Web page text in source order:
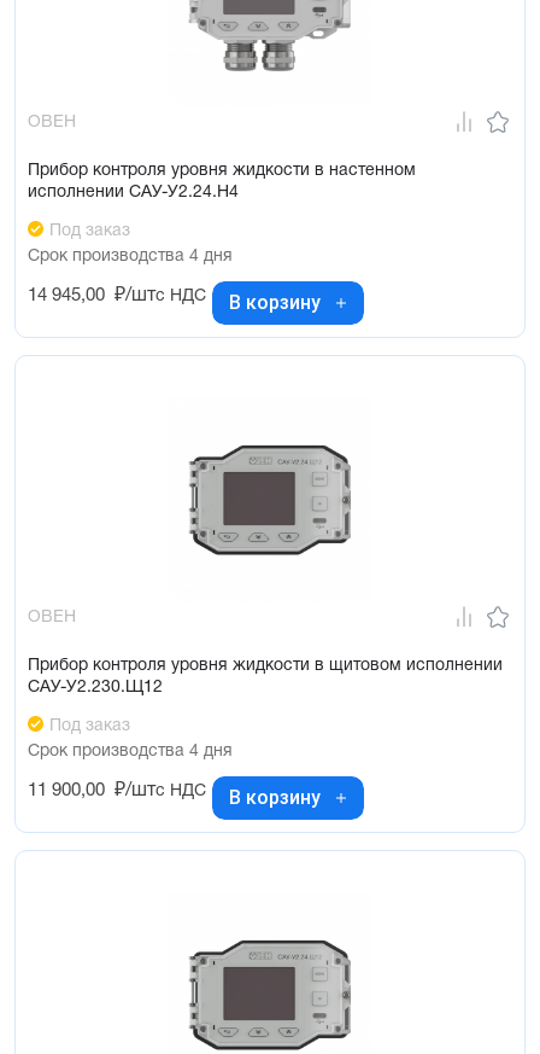
ОВЕН
Прибор контроля уровня жидкости в настенном
исполнении САУ-У2.24.Н4
Под заказ
Срок производства 4 дня
14 945,00 ₽/штс НДС В корзину
ОВЕН
Прибор контроля уровня жидкости в щитовом исполнении
САУ-У2.230.Щ12
Под заказ
Срок производства 4 дня
11 900,00 ₽/штс НДС В корзину